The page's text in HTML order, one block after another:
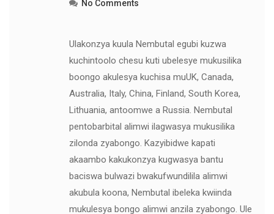
No Comments
Ulakonzya kuula Nembutal egubi kuzwa
kuchintoolo chesu kuti ubelesye mukusilika
boongo akulesya kuchisa muUK, Canada,
Australia, Italy, China, Finland, South Korea,
Lithuania, antoomwe a Russia. Nembutal
pentobarbital alimwi ilagwasya mukusilika
zilonda zyabongo. Kazyibidwe kapati
akaambo kakukonzya kugwasya bantu
baciswa bulwazi bwakufwundilila alimwi
akubula koona, Nembutal ibeleka kwiinda
mukulesya bongo alimwi anzila zyabongo. Ule